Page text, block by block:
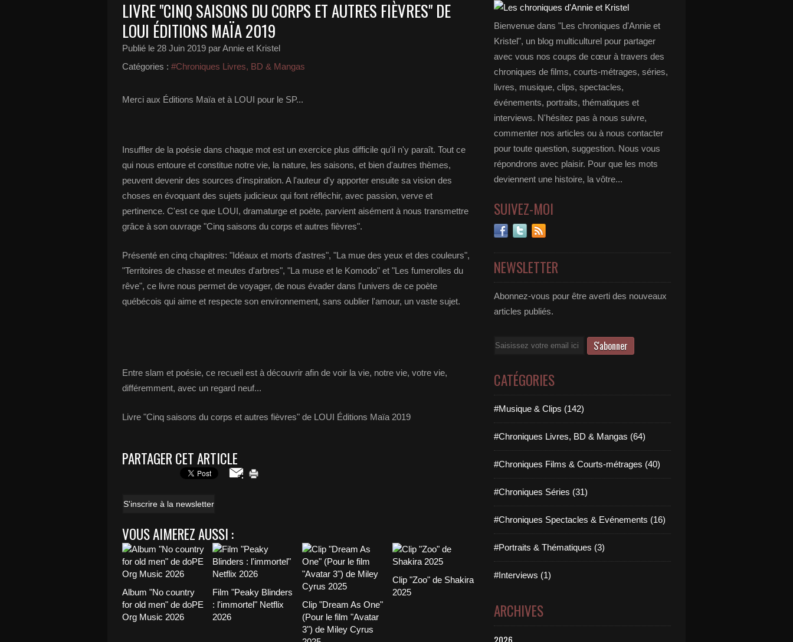
LIVRE "CINQ SAISONS DU CORPS ET AUTRES FIÈVRES" DE
LOUI ÉDITIONS MAÏA 2019
Publié le 28 Juin 2019 par Annie et Kristel
Catégories : #Chroniques Livres, BD & Mangas
Merci aux Éditions Maïa et à LOUI pour le SP...
Insuffler de la poésie dans chaque mot est un exercice plus difficile qu'il n'y paraît. Tout ce
qui nous entoure et constitue notre vie, la nature, les saisons, et bien d'autres thèmes,
peuvent devenir des sources d'inspiration. A l'auteur d'y apporter ensuite sa vision des
choses en évoquant des sujets judicieux qui font réfléchir, avec passion, verve et
pertinence. C'est ce que LOUI, dramaturge et poète, parvient aisément à nous transmettre
grâce à son ouvrage "Cinq saisons du corps et autres fièvres".
Présenté en cinq chapitres: "Idéaux et morts d'astres", "La mue des yeux et des couleurs",
"Territoires de chasse et meutes d'arbres", "La muse et le Komodo" et "Les fumerolles du
rêve", ce livre nous permet de voyager, de nous évader dans l'univers de ce poète
québécois qui aime et respecte son environnement, sans oublier l'amour, un vaste sujet.
Entre slam et poésie, ce recueil est à découvrir afin de voir la vie, notre vie, votre vie,
différemment, avec un regard neuf...
Livre "Cinq saisons du corps et autres fièvres" de LOUI Éditions Maïa 2019
PARTAGER CET ARTICLE
S'inscrire à la newsletter
VOUS AIMEREZ AUSSI :
Album "No country
for old men" de doPE
Org Music 2026
Film "Peaky Blinders
: l'immortel" Netflix
2026
Clip "Dream As One"
(Pour le film "Avatar
3") de Miley Cyrus
Clip "Zoo" de Shakira
2025
Bienvenue dans "Les chroniques d'Annie et
Kristel", un blog multiculturel pour partager
avec vous nos coups de cœur à travers des
chroniques de films, courts-métrages, séries,
livres, musique, clips, spectacles,
événements, portraits, thématiques et
interviews. N'hésitez pas à nous suivre,
commenter nos articles ou à nous contacter
pour toute question, suggestion. Nous vous
répondrons avec plaisir. Pour que les mots
deviennent une histoire, la vôtre...
SUIVEZ-MOI
NEWSLETTER
Abonnez-vous pour être averti des nouveaux
articles publiés.
Email
CATÉGORIES
#Musique & Clips (142)
#Chroniques Livres, BD & Mangas (64)
#Chroniques Films & Courts-métrages (40)
#Chroniques Séries (31)
#Chroniques Spectacles & Evénements (16)
#Portraits & Thématiques (3)
#Interviews (1)
ARCHIVES